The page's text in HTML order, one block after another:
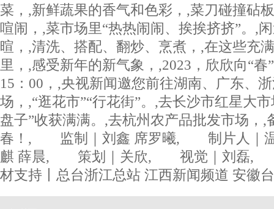
菜，,新鲜蔬果的香气和色彩，,菜刀碰撞砧
喧闹，,菜市场里“热热闹闹、挨挨挤挤”。,
暄，,清洗、搭配、翻炒、烹煮，,在这些充
里，,感受新年的新气象，,2023，欣欣向“春
15：00，,央视新闻邀您前往湖南、广东、
场，,“逛花市”“行花街”。,去长沙市红星大
盘子”收获满满。,去杭州农产品批发市场，,
春！, 监制｜刘鑫 席罗曦, 制片人｜
麒 薛晨, 策划｜关欣, 视觉｜刘磊
材支持丨总台浙江总站 江西新闻频道 安徽